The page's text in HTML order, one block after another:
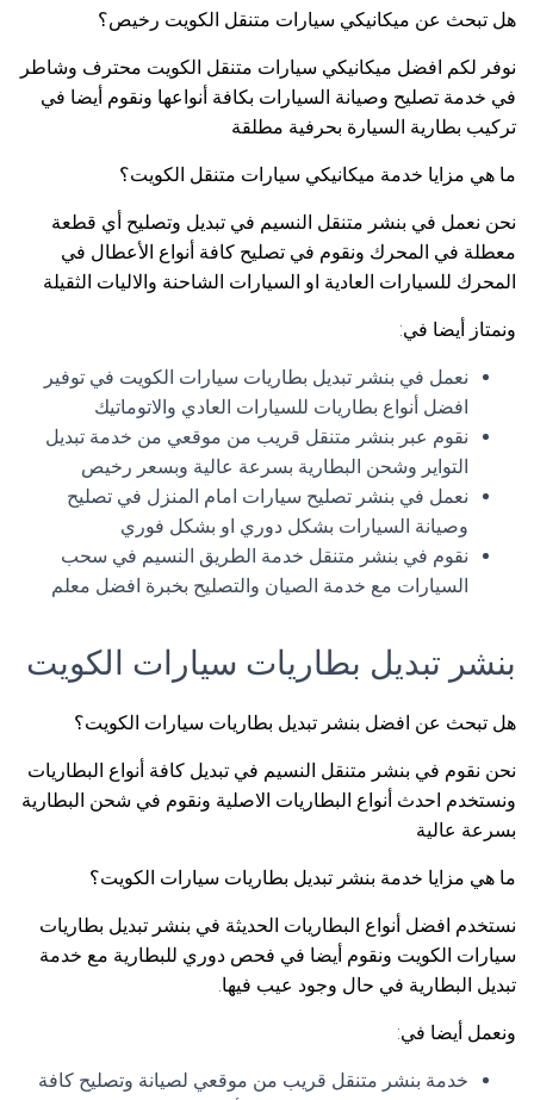
هل تبحث عن ميكانيكي سيارات متنقل الكويت رخيص؟
نوفر لكم افضل ميكانيكي سيارات متنقل الكويت محترف وشاطر
في خدمة تصليح وصيانة السيارات بكافة أنواعها ونقوم أيضا في
تركيب بطارية السيارة بحرفية مطلقة
ما هي مزايا خدمة ميكانيكي سيارات متنقل الكويت؟
نحن نعمل في بنشر متنقل النسيم في تبديل وتصليح أي قطعة
معطلة في المحرك ونقوم في تصليح كافة أنواع الأعطال في
المحرك للسيارات العادية او السيارات الشاحنة والاليات الثقيلة
ونمتاز أيضا في:
نعمل في بنشر تبديل بطاريات سيارات الكويت في توفير
افضل أنواع بطاريات للسيارات العادي والاتوماتيك
نقوم عبر بنشر متنقل قريب من موقعي من خدمة تبديل
التواير وشحن البطارية بسرعة عالية وبسعر رخيص
نعمل في بنشر تصليح سيارات امام المنزل في تصليح
وصيانة السيارات بشكل دوري او بشكل فوري
نقوم في بنشر متنقل خدمة الطريق النسيم في سحب
السيارات مع خدمة الصيان والتصليح بخبرة افضل معلم
بنشر تبديل بطاريات سيارات الكويت
هل تبحث عن افضل بنشر تبديل بطاريات سيارات الكويت؟
نحن نقوم في بنشر متنقل النسيم في تبديل كافة أنواع البطاريات
ونستخدم احدث أنواع البطاريات الاصلية ونقوم في شحن البطارية
بسرعة عالية
ما هي مزايا خدمة بنشر تبديل بطاريات سيارات الكويت؟
نستخدم افضل أنواع البطاريات الحديثة في بنشر تبديل بطاريات
سيارات الكويت ونقوم أيضا في فحص دوري للبطارية مع خدمة
تبديل البطارية في حال وجود عيب فيها.
ونعمل أيضا في:
خدمة بنشر متنقل قريب من موقعي لصيانة وتصليح كافة